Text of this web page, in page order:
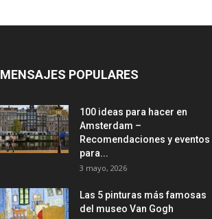
MENSAJES POPULARES
100 ideas para hacer en
Amsterdam –
Recomendaciones y eventos
para...
3 mayo, 2026
Las 5 pinturas más famosas
del museo Van Gogh